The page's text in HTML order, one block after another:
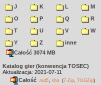
J
K L M
O
P Q R
T
U V W
Y
Z
inne
Całość 3074 MB
Katalog gier (konwencja TOSEC)
Aktualizacja: 2021-07-11
Całość md5 sha (7-Zip TUGZip)